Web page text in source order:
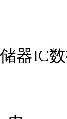
器IC数